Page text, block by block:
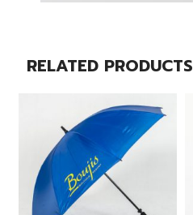
RELATED PRODUCTS